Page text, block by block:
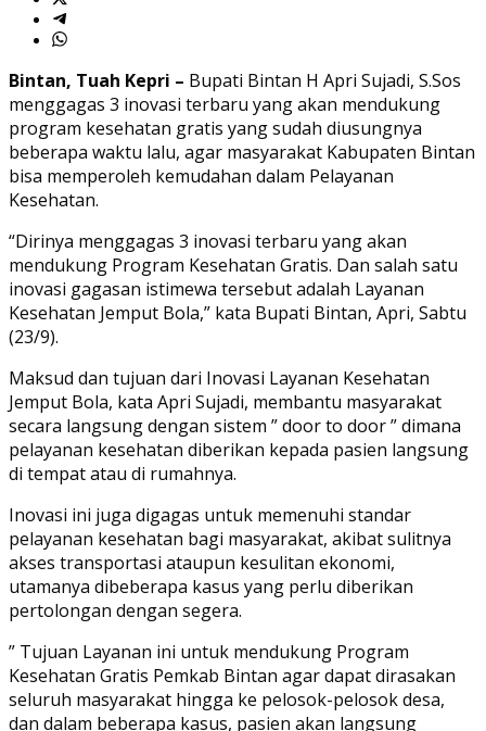
Bintan, Tuah Kepri – Bupati Bintan H Apri Sujadi, S.Sos
menggagas 3 inovasi terbaru yang akan mendukung
program kesehatan gratis yang sudah diusungnya
beberapa waktu lalu, agar masyarakat Kabupaten Bintan
bisa memperoleh kemudahan dalam Pelayanan
Kesehatan.
“Dirinya menggagas 3 inovasi terbaru yang akan
mendukung Program Kesehatan Gratis. Dan salah satu
inovasi gagasan istimewa tersebut adalah Layanan
Kesehatan Jemput Bola,” kata Bupati Bintan, Apri, Sabtu
(23/9).
Maksud dan tujuan dari Inovasi Layanan Kesehatan
Jemput Bola, kata Apri Sujadi, membantu masyarakat
secara langsung dengan sistem ” door to door ” dimana
pelayanan kesehatan diberikan kepada pasien langsung
di tempat atau di rumahnya.
Inovasi ini juga digagas untuk memenuhi standar
pelayanan kesehatan bagi masyarakat, akibat sulitnya
akses transportasi ataupun kesulitan ekonomi,
utamanya dibeberapa kasus yang perlu diberikan
pertolongan dengan segera.
” Tujuan Layanan ini untuk mendukung Program
Kesehatan Gratis Pemkab Bintan agar dapat dirasakan
seluruh masyarakat hingga ke pelosok-pelosok desa,
dan dalam beberapa kasus, pasien akan langsung